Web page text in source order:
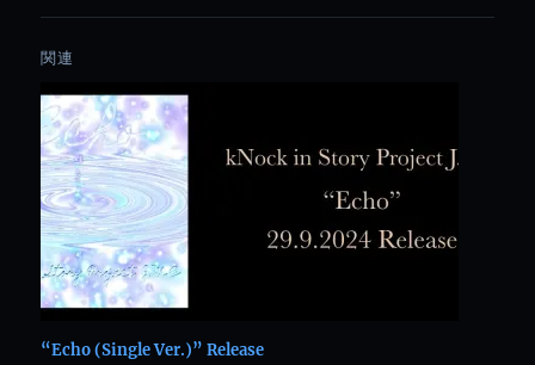
関連
“Echo (Single Ver.)” Release